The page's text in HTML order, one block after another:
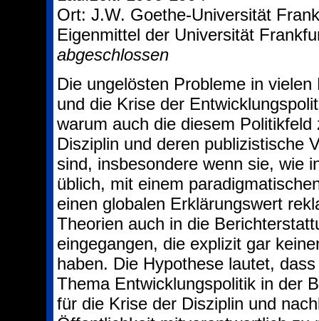
Ort: J.W. Goethe-Universität
Eigenmittel der Universität
abgeschlossen
Die ungelösten Probleme in
und die Krise der
warum auch die diesem
Disziplin und deren publizistische
sind, insbesondere wenn sie, wie
üblich, mit einem
einen globalen Erklärungswert
Theorien auch in die
eingegangen, die explizit gar
haben. Die Hypothese lautet,
Thema Entwicklungspolitik in der
für die Krise der Disziplin und